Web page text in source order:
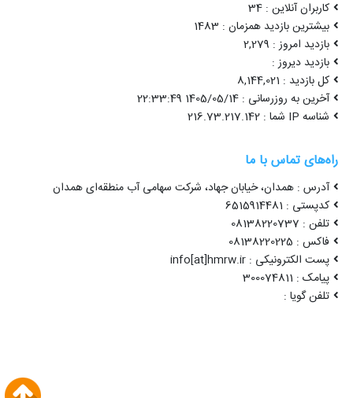
کاربران آنلاین : 34
بیشترین بازدید همزمان : 1483
بازدید امروز : 2,279
بازدید دیروز :
کل بازدید : 8,144,021
آخرین به روزرسانی : 1405/05/14 22:33:49
شناسه IP شما : 216.73.217.142
راه‌های تماس با ما
آدرس : همدان، خیابان جهاد، شرکت سهامی آب منطقه‌ای همدان
کدپستی : 6515914481
تلفن : 08138220737
فاکس : 08138220225
پست الکترونیکی : info[at]hmrw.ir
پیامک : 300074811
تلفن گویا :